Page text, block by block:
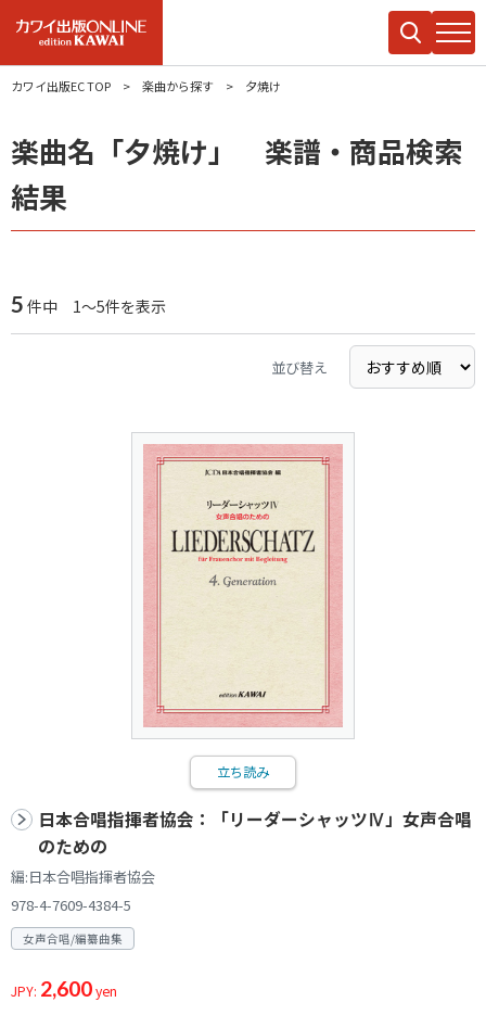
カワイ出版EC TOP 楽曲から探す 夕焼け
楽曲名「夕焼け」 楽譜・商品検索
結果
5 件中 1～5件を表示
並び替え
立ち読み
日本合唱指揮者協会：「リーダーシャッツⅣ」女声合唱
のための
編:日本合唱指揮者協会
978-4-7609-4384-5
女声合唱/編纂曲集
JPY: 2,600yen